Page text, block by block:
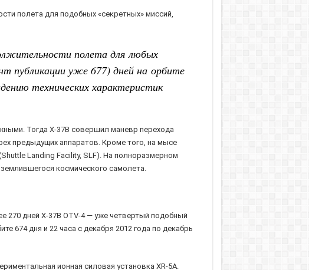
полета для подобных «секретных» миссий,
полета для любых
публикации уже 677) дней на орбите
технических характеристик
Тогда X-37B совершил маневр перехода
предыдущих аппаратов. Кроме того, на мысе
Landing Facility, SLF). На полноразмерном
космического самолета.
270 дней X-37B OTV-4 — уже четвертый подобный
674 дня и 22 часа с декабря 2012 года по декабрь
ионная силовая установка XR-5A.